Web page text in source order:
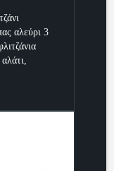
αλεύρι 3